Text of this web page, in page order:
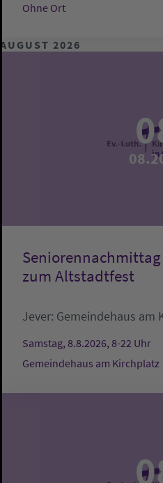
Ohne Ort
AUGUST 2026
zum Altstadtfest
Jever: Gemeindehaus am
Samstag, 8.8.2026, 8-22 Uhr
Gemeindehaus am Kirchplatz